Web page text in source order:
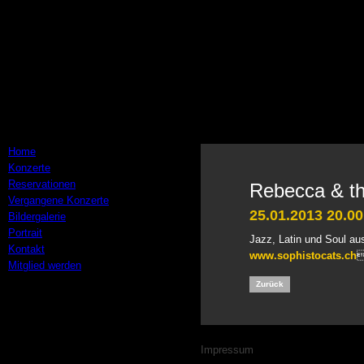
Rebecca &
25.01.2013 20.00
Jazz, Latin und Soul
www.sophistocats.ch
Zurück
Navigation
überspringen
Home
Konzerte
Reservationen
Vergangene Konzerte
Bildergalerie
Portrait
Kontakt
Mitglied werden
Navigation
Impressum